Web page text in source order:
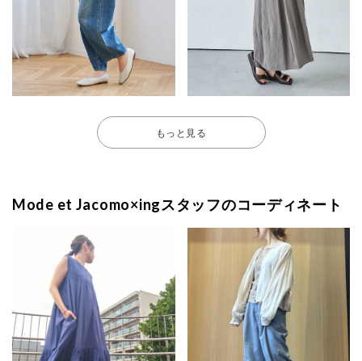
もっと見る
Mode et Jacomo×ingスタッフのコーディネート